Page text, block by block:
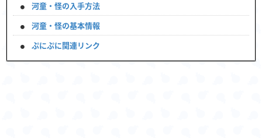
河童・怪の入手方法
河童・怪の基本情報
ぷにぷに関連リンク